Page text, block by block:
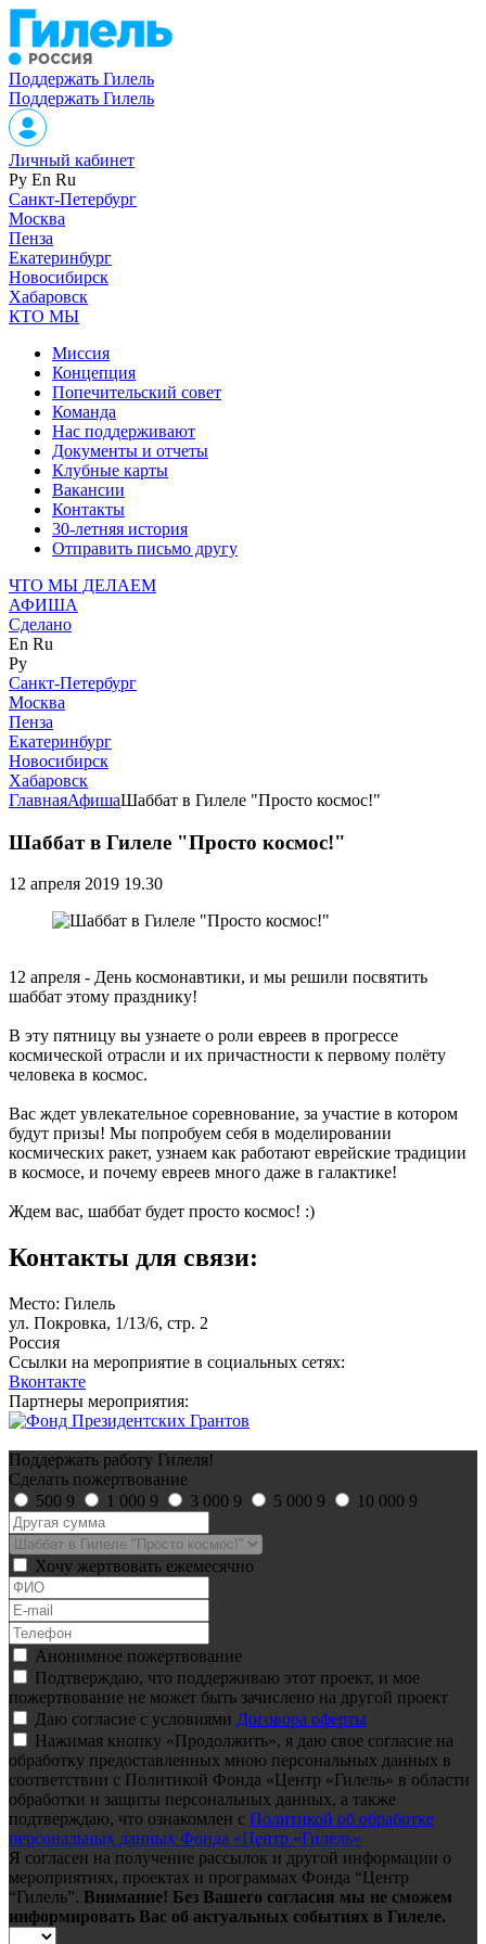
Поддержать Гилель
Поддержать Гилель
Личный кабинет
Ру En Ru
Санкт-Петербург
Москва
Пенза
Екатеринбург
Новосибирск
Хабаровск
КТО МЫ
Миссия
Концепция
Попечительский совет
Команда
Нас поддерживают
Документы и отчеты
Клубные карты
Вакансии
Контакты
30-летняя история
Отправить письмо другу
ЧТО МЫ ДЕЛАЕМ
АФИША
Сделано
En Ru
Ру
Санкт-Петербург
Москва
Пенза
Екатеринбург
Новосибирск
Хабаровск
ГлавнаяАфишаШаббат в Гилеле "Просто космос!"
Шаббат в Гилеле "Просто космос!"
12 апреля 2019 19.30
12 апреля - День космонавтики, и мы решили посвятить
шаббат этому празднику!
В эту пятницу вы узнаете о роли евреев в прогрессе
космической отрасли и их причастности к первому полёту
человека в космос.
Вас ждет увлекательное соревнование, за участие в котором
будут призы! Мы попробуем себя в моделировании
космических ракет, узнаем как работают еврейские традиции
в космосе, и почему евреев много даже в галактике!
Ждем вас, шаббат будет просто космос! :)
Контакты для связи:
Место: Гилель
ул. Покровка, 1/13/6, стр. 2
Россия
Ссылки на мероприятие в социальных сетях:
Вконтакте
Партнеры мероприятия:
Поддержать работу Гилеля!
Сделать пожертвование
500 9 1 000 9 3 000 9 5 000 9 10 000 9
Хочу жертвовать ежемесячно
Анонимное пожертвование
Подтверждаю, что поддерживаю этот проект, и мое
пожертвование не может быть зачислено на другой проект
Даю согласие с условиями Договора оферты
Нажимая кнопку «Продолжить», я даю свое согласие на
обработку предоставленных мною персональных данных в
соответствии с Политикой Фонда «Центр «Гилель» в области
обработки и защиты персональных данных, а также
подтверждаю, что ознакомлен с Политикой об обработке
персональных данных Фонда «Центр «Гилель»
Я согласен на получение рассылок и другой информации о
мероприятиях, проектах и программах Фонда “Центр
“Гилель”. Внимание! Без Вашего согласия мы не сможем
информировать Вас об актуальных событиях в Гилеле.